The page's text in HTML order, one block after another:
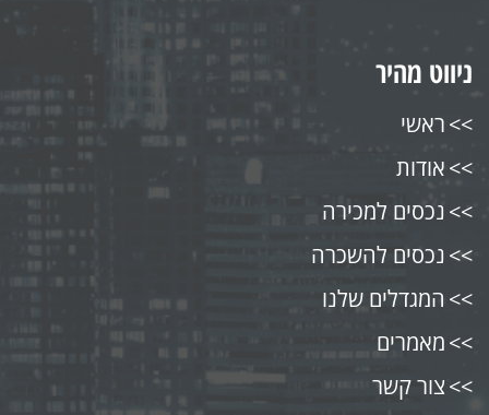
ניווט מהיר
ראשי
אודות
נכסים למכירה
נכסים להשכרה
המגדלים שלנו
מאמרים
צור קשר